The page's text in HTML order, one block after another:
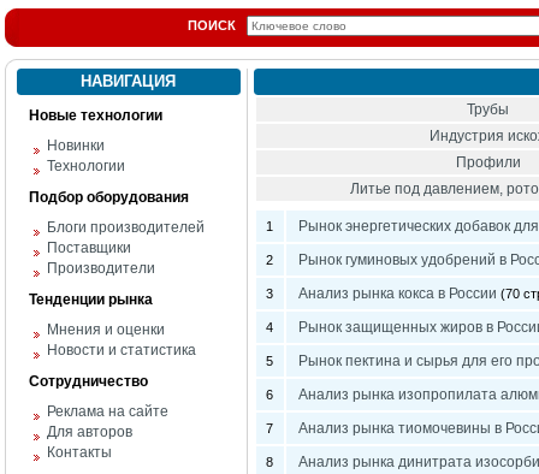
ПОИСК
НАВИГАЦИЯ
Новые технологии
Новинки
Технологии
Подбор оборудования
Блоги производителей
Поставщики
Производители
Тенденции рынка
Мнения и оценки
Новости и статистика
Сотрудничество
Реклама на сайте
Для авторов
Контакты
Трубы
Индустрия
Профили
Литье под давлением,
1 Рынок энергетических добавок
2 Рынок гуминовых удобрений в
3 Анализ рынка кокса в России (70
4 Рынок защищенных жиров в
5 Рынок пектина и сырья для его
6 Анализ рынка изопропилата
7 Анализ рынка тиомочевины в
8 Анализ рынка динитрата